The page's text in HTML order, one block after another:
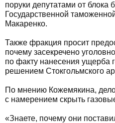
поруки депутатами от блока
Государственной
Макаренко.
Также фракция просит
почему засекречено
по факту нанесения ущерба
решением Стокгольмского
По мнению Кожемякина,
с намерением скрыть
«Знаете, почему они